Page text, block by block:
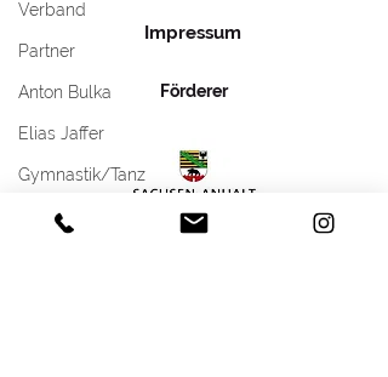
Verband
Partner
Anton Bulka
Elias Jaffer
Gymnastik/Tanz
zum Landesturntag
2026
Impressum
Förderer